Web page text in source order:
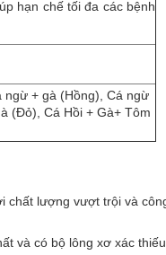
hạn chế tối đa các bệnh
+ gà (Hồng), Cá ngừ
(Đỏ), Cá Hồi + Gà+ Tôm
lượng vượt trội và
và có bộ lông xơ xác